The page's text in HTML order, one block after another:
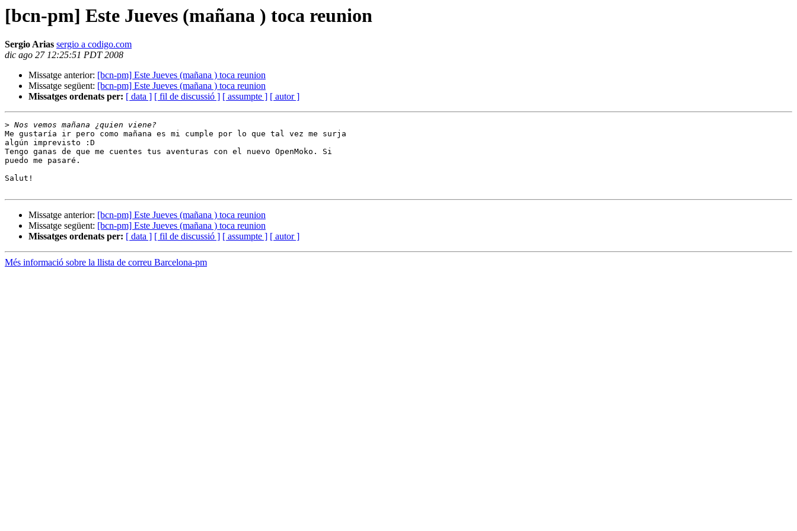
[bcn-pm] Este Jueves (mañana ) toca reunion
Sergio Arias sergio a codigo.com
dic ago 27 12:25:51 PDT 2008
Missatge anterior: [bcn-pm] Este Jueves (mañana ) toca reunion
Missatge següent: [bcn-pm] Este Jueves (mañana ) toca reunion
Missatges ordenats per: [ data ] [ fil de discussió ] [ assumpte ] [ autor ]
>
Me gustaría ir pero como mañana es mi cumple por lo que tal vez me surja
algún imprevisto :D
Tengo ganas de que me cuentes tus aventuras con el nuevo OpenMoko. Si
puedo me pasaré.
Salut!
Missatge anterior: [bcn-pm] Este Jueves (mañana ) toca reunion
Missatge següent: [bcn-pm] Este Jueves (mañana ) toca reunion
Missatges ordenats per: [ data ] [ fil de discussió ] [ assumpte ] [ autor ]
Més informació sobre la llista de correu Barcelona-pm